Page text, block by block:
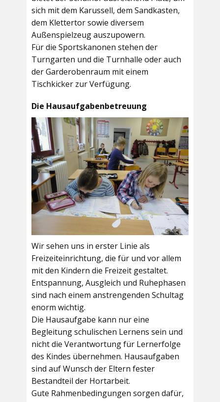
sich mit dem Karussell, dem Sandkasten,
dem Klettertor sowie diversem
Außenspielzeug auszupowern.
Für die Sportskanonen stehen der
Turngarten und die Turnhalle oder auch
derGarderobenraum mit einem
Tischkicker zur Verfügung.
Die Hausaufgabenbetreuung
Wir sehen uns in erster Linie als
Freizeiteinrichtung, die für und vor allem
mit den Kindern die Freizeit gestaltet.
Entspannung, Ausgleich und Ruhephasen
sind nach einem anstrengenden Schultag
enorm wichtig.
Die Hausaufgabe kann nur eine
Begleitung schulischen Lernens sein und
nicht die Verantwortung für Lernerfolge
des Kindes übernehmen. Hausaufgaben
sind auf Wunsch der Eltern fester
Bestandteil der Hortarbeit.
Gute Rahmenbedingungen sorgen dafür,